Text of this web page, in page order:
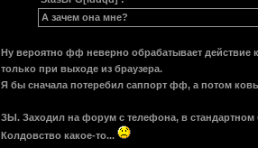
А зачем она мне?
Ну вероятно фф неверно обрабатывает
только при выходе из браузера.
Я бы сначала потеребил саппорт фф, а потом
ЗЫ. Заходил на форум с телефона, в стандартном
Колдовство какое-то...